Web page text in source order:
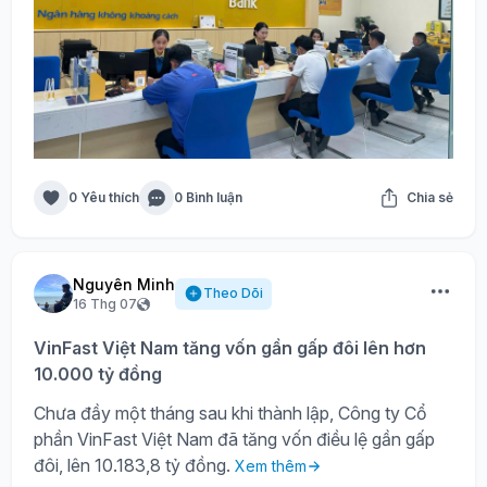
0 Yêu thích 0 Bình luận Chia sẻ
Nguyên Minh
16 Thg 07
Theo Dõi
VinFast Việt Nam tăng vốn gần gấp đôi lên hơn
10.000 tỷ đồng
Chưa đầy một tháng sau khi thành lập, Công ty Cổ
phần VinFast Việt Nam đã tăng vốn điều lệ gần gấp
đôi, lên 10.183,8 tỷ đồng. Xem thêm